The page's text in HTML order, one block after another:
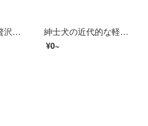
紳士犬現代の軽贅沢なアメリカンカーペット客間で、簡単に茶の毛布を注文して、ウールカーペットを手作り注文しました。ベッドサイドのカーペット4182 LG 1.6*2.3メートルの超繊維のウール糸をまねる長方形のじゅうたん（現物）
紳士犬の近代的な軽奢な絨毯のリビングルームには、カスタマイズされた茶の絨毯が敷かれています。北欧の簡単な絨毯があります。寝室の長方形ベッドの前には、SD-QX 8 1.6*2.3メートルのナイロンの現物があります。
¥0~